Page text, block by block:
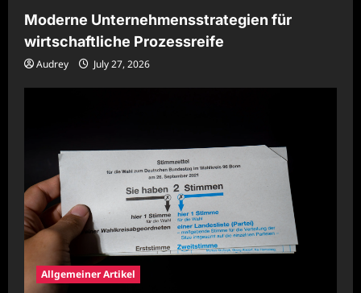
Moderne Unternehmensstrategien für
wirtschaftliche Prozessreife
Audrey July 27, 2026
Allgemeiner Artikel